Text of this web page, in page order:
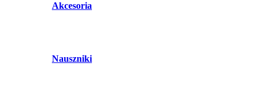
Akcesoria
Nauszniki